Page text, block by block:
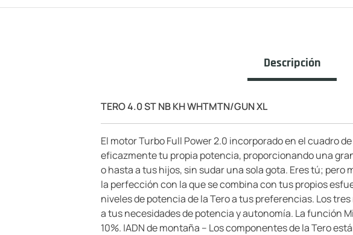
Descripción
TERO 4.0 ST NB KH WHTMTN/GUN XL
El motor Turbo Full Power 2.0 incorporado en el cuadro
eficazmente tu propia potencia, proporcionando una
o hasta a tus hijos, sin sudar una sola gota. Eres tú;
la perfección con la que se combina con tus propios
niveles de potencia de la Tero a tus preferencias. Los
a tus necesidades de potencia y autonomía. La función
10%. |ADN de montaña – Los componentes de la Tero